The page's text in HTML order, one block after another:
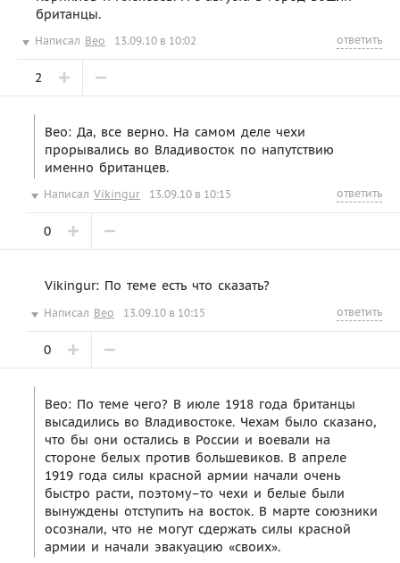
британцы.
Написал Beo 13.09.10 в 10:02 ответить
2
Beo: Да, все верно. На самом деле чехи
прорывались во Владивосток по напутствию
именно британцев.
Написал Vikingur 13.09.10 в 10:15 ответить
0
Vikingur: По теме есть что сказать?
Написал Beo 13.09.10 в 10:15 ответить
0
Beo: По теме чего? В июле 1918 года британцы
высадились во Владивостоке. Чехам было сказано,
что бы они остались в России и воевали на
стороне белых против большевиков. В апреле
1919 года силы красной армии начали очень
быстро расти, поэтому–то чехи и белые были
вынуждены отступить на восток. В марте союзники
осознали, что не могут сдержать силы красной
армии и начали эвакуацию «своих».